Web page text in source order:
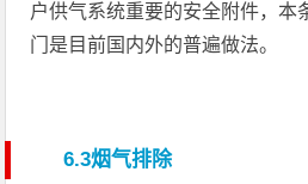
户供气系统重要的安全附件，本
门是目前国内外的普遍做法。
6.3烟气排除